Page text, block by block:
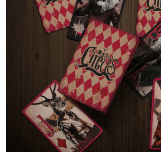
全家取貨付款
每筆NT$65，滿NT$1,000(含以上)免運費
每筆NT$65，滿NT$1,000(含以上)免運費
7-11取貨付款
每筆NT$65，滿NT$1,000(含以上)免運費
付款後7-11取貨
每筆NT$65，滿NT$1,000(含以上)免運費